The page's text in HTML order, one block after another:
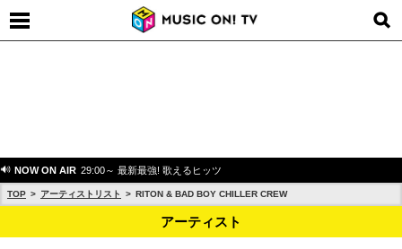
NOW ON AIR 29:00～ 最新最強! 歌えるヒッツ
TOP アーティストリスト RITON & BAD BOY CHILLER CREW
アーティスト